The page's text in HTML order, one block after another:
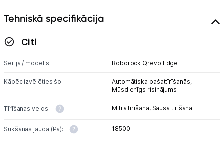
Tvaika tīrītāji
Apģērbu kopšana
Skaistumkopšana
Tehniskā specifikācija
Citi
Sērija / modelis: Roborock Qrevo Edge
Kāpēc izvēlēties šo:
Automātiska pašattīrīšanās,
Mūsdienīgs risinājums
Tīrīšanas veids: Mitrā tīrīšana, Sausā tīrīšana
Sūkšanas jauda (Pa): 18500